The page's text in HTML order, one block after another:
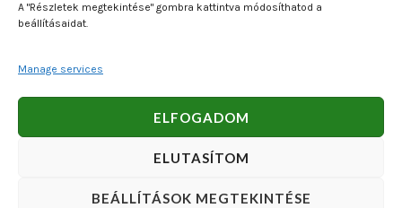
A "Részletek megtekintése" gombra kattintva módosíthatod a
beállításaidat.
Manage services
ELFOGADOM
ELUTASÍTOM
BEÁLLÍTÁSOK MEGTEKINTÉSE
Bankszámlaszám: OTP Bank 11740047-27102600
by Bakos Bálint E. V. (Halcsapda).